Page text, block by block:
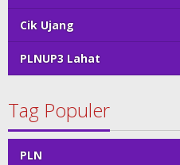
Cik Ujang
PLNUP3 Lahat
Tag Populer
PLN